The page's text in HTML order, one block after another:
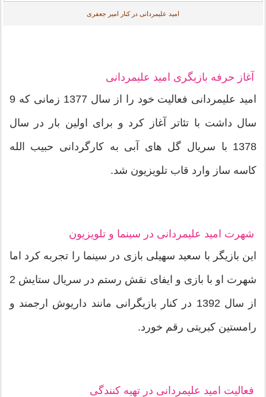
امید علیمردانی در کنار امیر جعفری
آغاز حرفه بازیگری امید علیمردانی
امید علیمردانی فعالیت خود را از سال 1377 زمانی که 9
سال داشت با تئاتر آغاز کرد و برای اولین بار در سال
1378 با سریال گل های آبی به کارگردانی حبیب الله
کاسه ساز وارد قاب تلویزیون شد.
شهرت امید علیمردانی در سینما و تلویزیون
این بازیگر با سعید سهیلی بازی در سینما را تجربه کرد اما
شهرت او با بازی و ایفای نقش رستم در سریال ستایش 2
از سال 1392 در کنار بازیگرانی مانند داریوش ارجمند و
رامستین کبریتی رقم خورد.
فعالیت امید علیمردانی در تهیه کنندگی